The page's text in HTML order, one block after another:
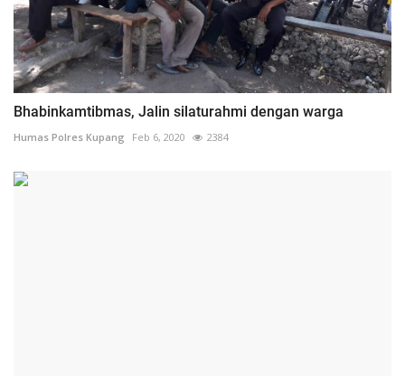
Bhabinkamtibmas, Jalin silaturahmi dengan warga
Humas Polres Kupang Feb 6, 2020 2384